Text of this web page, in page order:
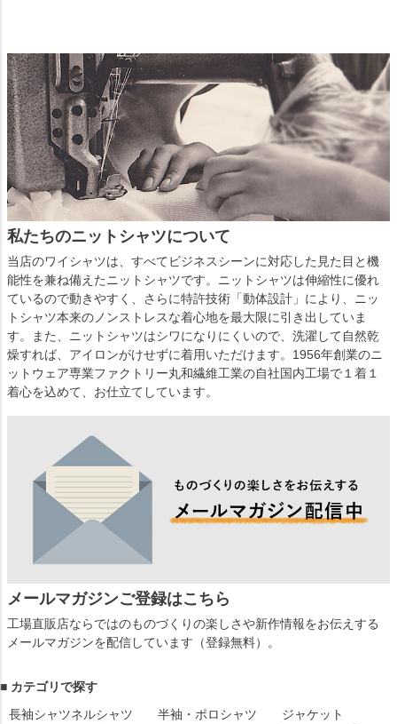
私たちのニットシャツについて
当店のワイシャツは、すべてビジネスシーンに対応した見た目と機
能性を兼ね備えたニットシャツです。ニットシャツは伸縮性に優れ
ているので動きやすく、さらに特許技術「動体設計」により、ニッ
トシャツ本来のノンストレスな着心地を最大限に引き出していま
す。また、ニットシャツはシワになりにくいので、洗濯して自然乾
燥すれば、アイロンがけせずに着用いただけます。1956年創業のニ
ットウェア専業ファクトリー丸和繊維工業の自社国内工場で１着１
着心を込めて、お仕立てしています。
メールマガジンご登録はこちら
工場直販店ならではのものづくりの楽しさや新作情報をお伝えする
メールマガジンを配信しています（登録無料）。
■ カテゴリで探す
長袖シャツネルシャツ 半袖・ポロシャツ
ジャケット